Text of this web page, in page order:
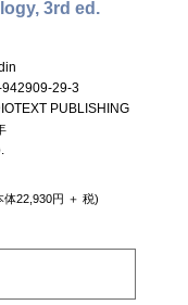
3rd ed.
942909-29-3
PUBLISHING
体22,930円 ＋ 税)